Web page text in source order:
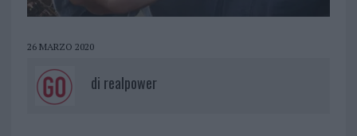
26 MARZO 2020
di realpower